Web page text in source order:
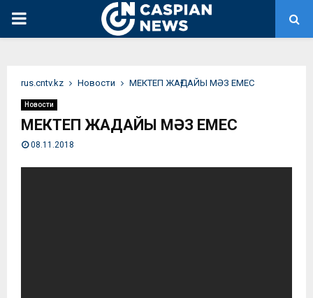
PRIMARY
rus.cntv.kz Новости МЕКТЕП ЖАҒДАЙЫ МӘЗ ЕМЕС
Новости
МЕКТЕП ЖАҒДАЙЫ МӘЗ ЕМЕС
08.11.2018